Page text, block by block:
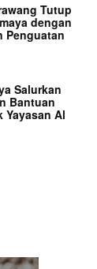
Tutup
dengan
Penguatan
Salurkan
Bantuan
Yayasan Al